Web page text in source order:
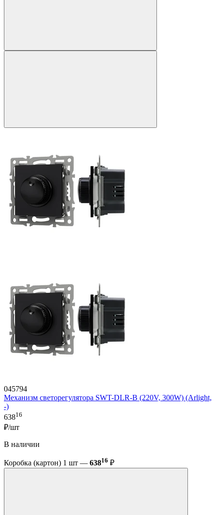
045794
Механизм светорегулятора SWT-DLR-B (220V, 300W) (Arlight,
-)
63816
₽/шт
В наличии
Коробка (картон) 1 шт — 63816 ₽